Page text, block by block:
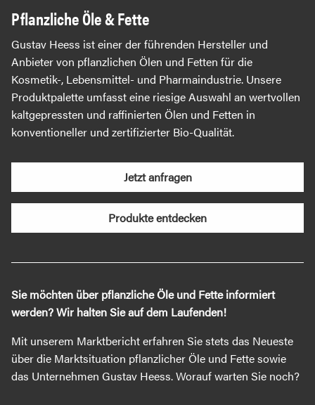
Pflanzliche Öle & Fette
Gustav Heess ist einer der führenden Hersteller und
Anbieter von pflanzlichen Ölen und Fetten für die
Kosmetik-, Lebensmittel- und Pharmaindustrie. Unsere
Produktpalette umfasst eine riesige Auswahl an wertvollen
kaltgepressten und raffinierten Ölen und Fetten in
konventioneller und zertifizierter Bio-Qualität.
Jetzt anfragen
Produkte entdecken
Sie möchten über pflanzliche Öle und Fette informiert
werden? Wir halten Sie auf dem Laufenden!
Mit unserem Marktbericht erfahren Sie stets das Neueste
über die Marktsituation pflanzlicher Öle und Fette sowie
das Unternehmen Gustav Heess. Worauf warten Sie noch?